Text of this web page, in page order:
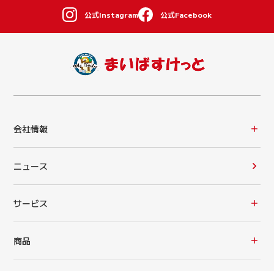
公式Instagram 公式Facebook
会社情報
ニュース
サービス
商品